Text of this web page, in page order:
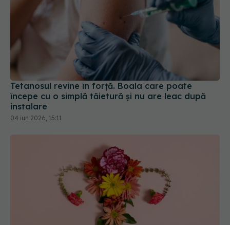
Tetanosul revine în forță. Boala care poate
începe cu o simplă tăietură și nu are leac după
instalare
04 iun 2026, 15:11